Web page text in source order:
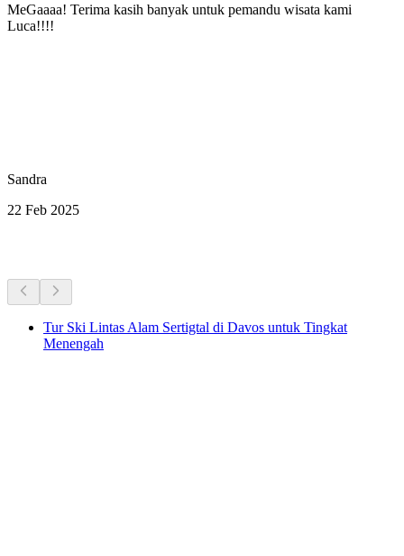
MeGaaaa! Terima kasih banyak untuk pemandu wisata kami
Luca!!!!
Sandra
22 Feb 2025
Tur Ski Lintas Alam Sertigtal di Davos untuk Tingkat
Menengah